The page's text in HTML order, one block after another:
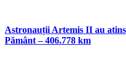
Astronauții Artemis II au
Pământ – 406.778 km